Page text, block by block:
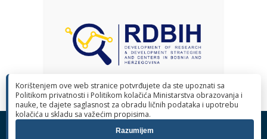
© 2026 Ministarstvo obrazovanja i nauke Tuzlanskog kantona. Sva
Korištenjem ove web stranice potvrđujete da ste upoznati sa
Politikom privatnosti i Politikom kolačića Ministarstva obrazovanja i
nauke, te dajete saglasnost za obradu ličnih podataka i upotrebu
kolačića u skladu sa važećim propisima.
Razumijem